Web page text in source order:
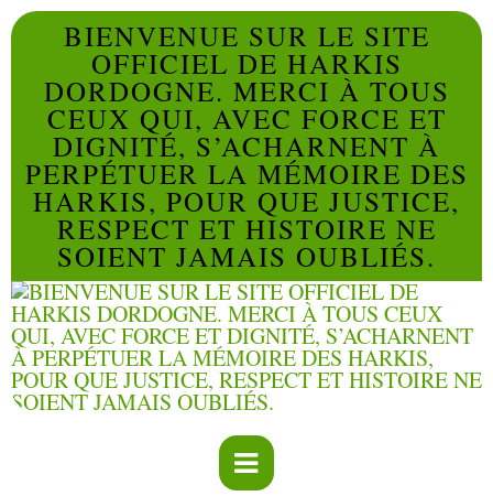
BIENVENUE SUR LE SITE
OFFICIEL DE HARKIS
DORDOGNE. MERCI À TOUS
CEUX QUI, AVEC FORCE ET
DIGNITÉ, S’ACHARNENT À
PERPÉTUER LA MÉMOIRE DES
HARKIS, POUR QUE JUSTICE,
RESPECT ET HISTOIRE NE
SOIENT JAMAIS OUBLIÉS.